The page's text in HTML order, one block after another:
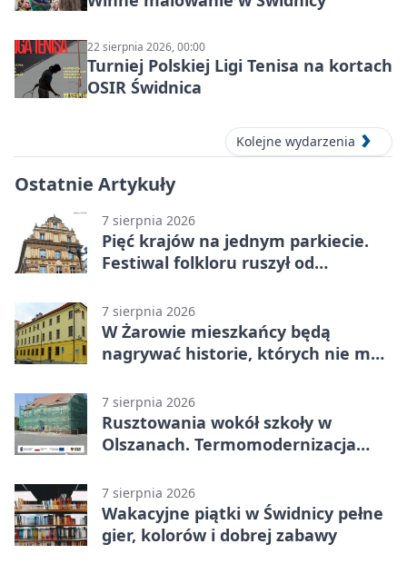
22 sierpnia 2026, 00:00
Turniej Polskiej Ligi Tenisa na kortach
OSIR Świdnica
Kolejne wydarzenia
Ostatnie Artykuły
7 sierpnia 2026
Pięć krajów na jednym parkiecie.
Festiwal folkloru ruszył od
7 sierpnia 2026
W Żarowie mieszkańcy będą
nagrywać historie, których nie ma
7 sierpnia 2026
Rusztowania wokół szkoły w
Olszanach. Termomodernizacja
7 sierpnia 2026
Wakacyjne piątki w Świdnicy pełne
gier, kolorów i dobrej zabawy